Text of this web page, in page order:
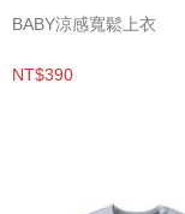
BABY涼感寬鬆上衣
NT$390